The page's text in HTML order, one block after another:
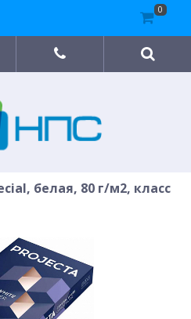
белая, 80 г/м2, класс
0